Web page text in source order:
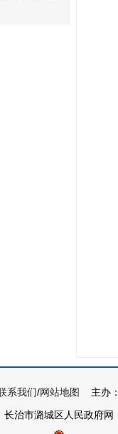
系我们/网站地图
主办
长治市潞城区人民政府